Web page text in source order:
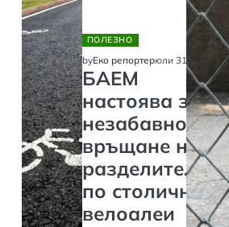
ПОЛЕЗНО
byЕко репортерюли 31, 2026
БАЕМ
настоява за
незабавно
връщане на
разделителите
по столичните
велоалеи